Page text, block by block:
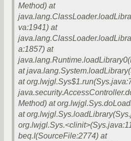
Method) at
va:1941) at
a:1857) at
at
at
Method) at
at
beq.I(SourceFile:2774) at